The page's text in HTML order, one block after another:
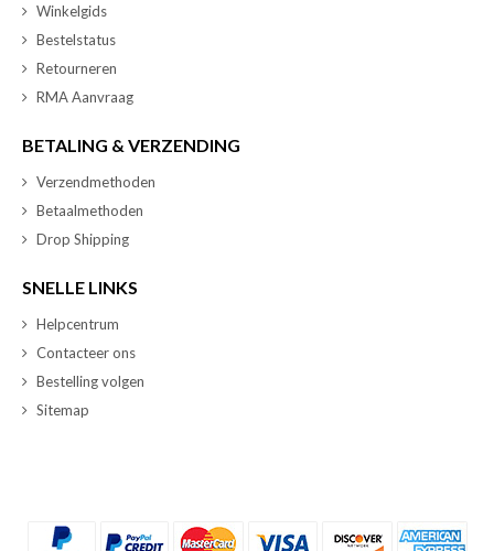
Winkelgids
Bestelstatus
Retourneren
RMA Aanvraag
BETALING & VERZENDING
Verzendmethoden
Betaalmethoden
Drop Shipping
SNELLE LINKS
Helpcentrum
Contacteer ons
Bestelling volgen
Sitemap